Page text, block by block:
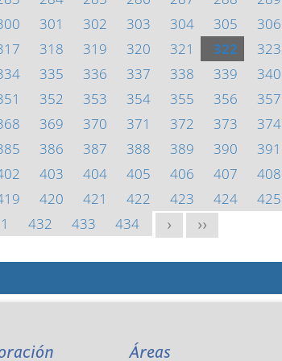
301 302 303 304 305 306
318 319 320 321 322 323
335 336 337 338 339 340
352 353 354 355 356 357
369 370 371 372 373 374
386 387 388 389 390 391
403 404 405 406 407 408
420 421 422 423 424 425
432 433 434 > >>
Áreas